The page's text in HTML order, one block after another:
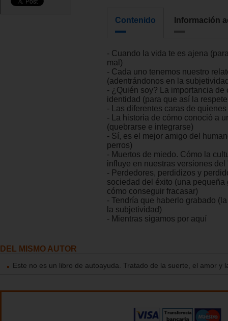
Contenido Información
- Cuando la vida te es ajena
mal)
- Cada uno tenemos nuestro
(adentrándonos en la
- ¿Quién soy? La importancia de
identidad (para que así la
- Las diferentes caras de
- La historia de cómo conoció a
(quebrarse e integrarse)
- Sí, es el mejor amigo del
perros)
- Muertos de miedo. Cómo la
influye en nuestras versiones del
- Perdedores, perdidizos y
sociedad del éxito (una pequeña
cómo conseguir fracasar)
- Tendría que haberlo grabado
la subjetividad)
- Mientras sigamos por aquí
DEL MISMO AUTOR
Este no es un libro de autoayuda. Tratado de la suerte, el amor y